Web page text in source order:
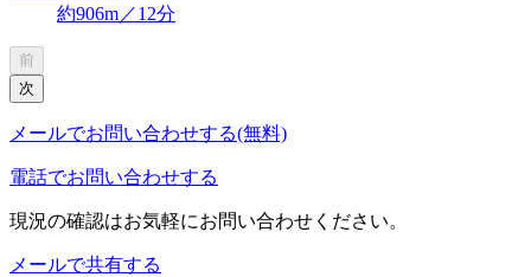
約906m／12分
前
次
メールでお問い合わせする(無料)
電話でお問い合わせする
現況の確認はお気軽にお問い合わせください。
メールで共有する